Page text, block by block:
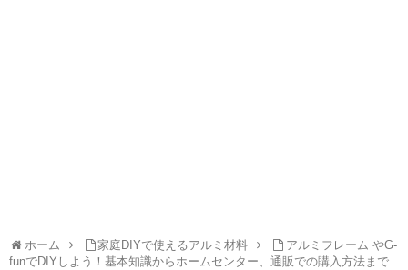
ホーム 家庭DIYで使えるアルミ材料
アルミフレーム やG-
funでDIYしよう！基本知識からホームセンター、通販での購入方法まで